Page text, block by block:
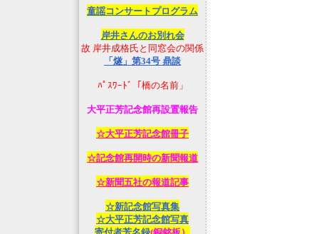
童謡コンサートプログラム
岸井さんのお別れ会
故 岸井成格氏と同窓会の関係
「燧」第34号 鼎談
ﾊﾟｽﾜｰﾄﾞ「橋の名前」
大平正芳記念館再設置報告
☆大平正芳記念館冊子
☆記念館再開時の新聞報道
☆新聞五社の報道記事
☆新記念館写真集
☆大平正芳記念館写真